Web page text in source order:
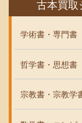
古本買取
学術書・専門書
哲学書・思想書
宗教書・宗教学